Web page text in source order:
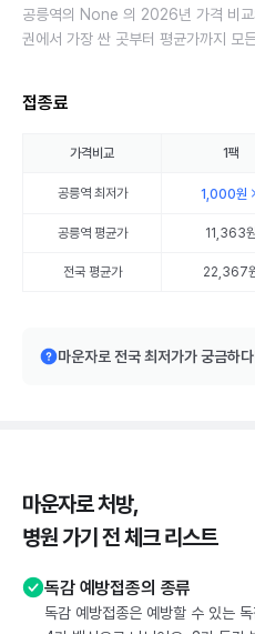
공릉역의 None 의 2026년 가격 비교
권에서 가장 싼 곳부터 평균가까지 모
접종료
가격비교 1팩
공릉역최저가 1,000원
공릉역평균가 11,363원
전국 평균가 22,367
마운자로 전국 최저가가 궁금하
마운자로 처방,
병원 가기 전 체크 리스트
독감 예방접종의 종류
독감 예방접종은 예방할 수 있는